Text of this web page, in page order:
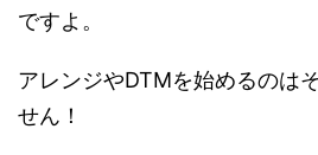
ですよ。
アレンジやDTMを始めるのは
せん！